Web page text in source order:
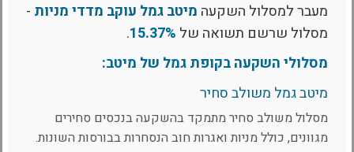
מעבר למסלול השקעה מיטב גמל עוקב מדדי מניות -
מסלול שרשם תשואה של 15.37%
.
מסלולי השקעה בקופת גמל של מיטב:
מיטב גמל משולב סחיר
מסלול משולב סחיר מתמקד בהשקעה בנכסים סחירים
מגוונים, כולל מניות ואגרות חוב הנסחרות בבורסות השונות.